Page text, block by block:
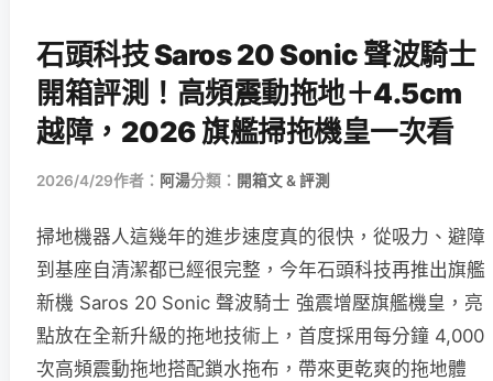
石頭科技 Saros 20 Sonic 聲波騎士
開箱評測！高頻震動拖地＋4.5cm
越障，2026 旗艦掃拖機皇一次看
2026/4/29作者： 阿湯分類： 開箱文 & 評測
掃地機器人這幾年的進步速度真的很快，從吸力、避障
到基座自清潔都已經很完整，今年石頭科技再推出旗艦
新機 Saros 20 Sonic 聲波騎士 強震增壓旗艦機皇，亮
點放在全新升級的拖地技術上，首度採用每分鐘 4,000
次高頻震動拖地搭配鎖水拖布，帶來更乾爽的拖地體